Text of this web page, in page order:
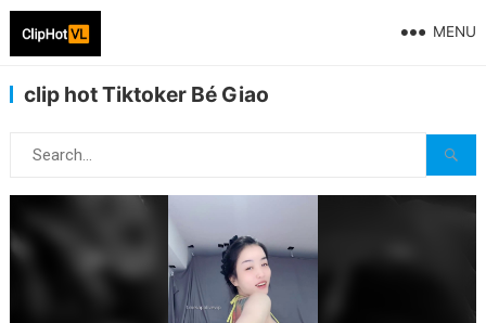
MENU
clip hot Tiktoker Bé Giao